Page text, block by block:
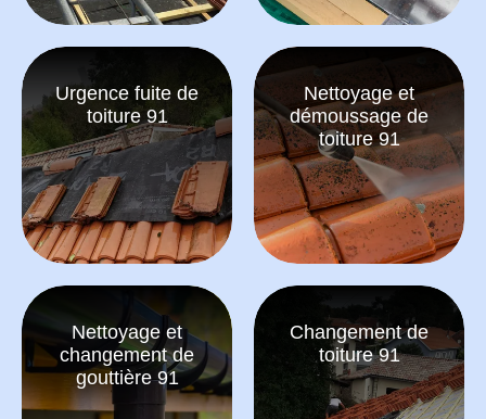
Urgence fuite de
toiture 91
Nettoyage et
démoussage de
toiture 91
Nettoyage et
changement de
gouttière 91
Changement de
toiture 91